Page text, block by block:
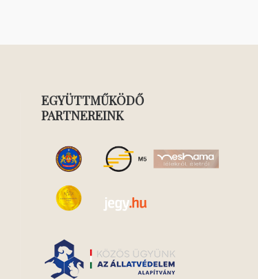
EGYÜTTMŰKÖDŐ
PARTNEREINK